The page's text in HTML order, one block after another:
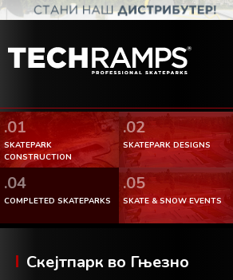
.01
SKATEPARK
CONSTRUCTION
.02
SKATEPARK DESIGNS
.04
COMPLETED SKATEPARKS
.05
SKATE & SNOW EVENTS
Скејтпарк во Гњезно